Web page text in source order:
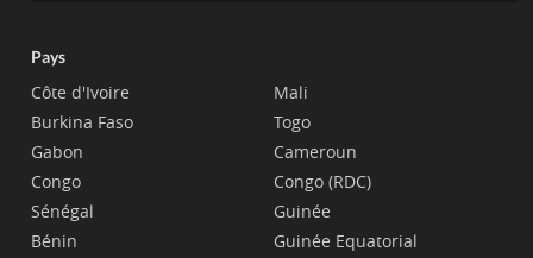
Pays
Côte d'Ivoire
Burkina Faso
Gabon
Congo
Sénégal
Bénin
Mali
Togo
Cameroun
Congo (RDC)
Guinée
Guinée Equatorial